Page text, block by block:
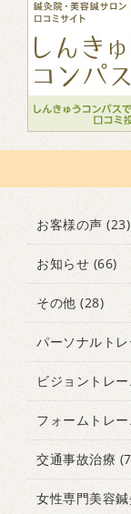
お客様の声 (23)
お知らせ (66)
その他 (28)
パーソナルト
ビジョントレ
フォームトレ
交通事故治療
女性専門美容